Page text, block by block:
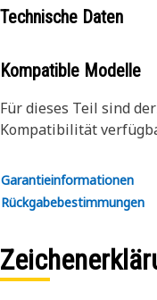
The tool helps
components can be
Attributes:
• Helps prevent
removal.
• Reduces the effort
components.
inch and up to 2 inch
Technische Daten
Kompatible Modelle
Für dieses Teil sind
Kompatibilität
Garantieinformationen
Rückgabebestimmungen